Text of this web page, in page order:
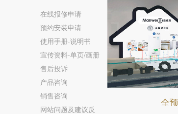
在线报修申请
预约安装申请
使用手册-说明书
宣传资料-单页/画册
售后投诉
产品咨询
销售咨询
网站问题及建议反
全